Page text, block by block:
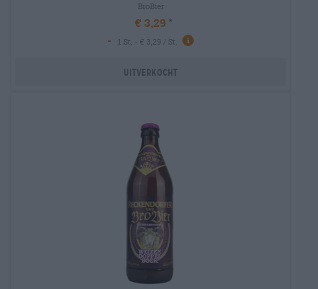
BroBier
€ 3,29
-
1 St. - € 3,29 / St.
Uitverkocht